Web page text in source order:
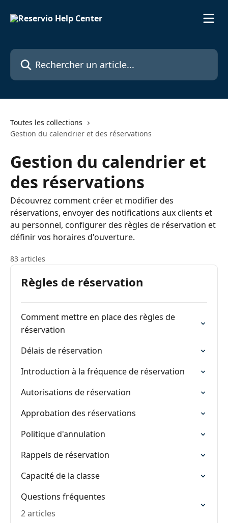
Rechercher un article...
Toutes les collections
Gestion du calendrier et des réservations
Gestion du calendrier et
des réservations
Découvrez comment créer et modifier des
réservations, envoyer des notifications aux clients et
au personnel, configurer des règles de réservation et
définir vos horaires d'ouverture.
83 articles
Règles de réservation
Comment mettre en place des règles de
réservation
Délais de réservation
Introduction à la fréquence de réservation
Autorisations de réservation
Approbation des réservations
Politique d'annulation
Rappels de réservation
Capacité de la classe
Questions fréquentes
2 articles